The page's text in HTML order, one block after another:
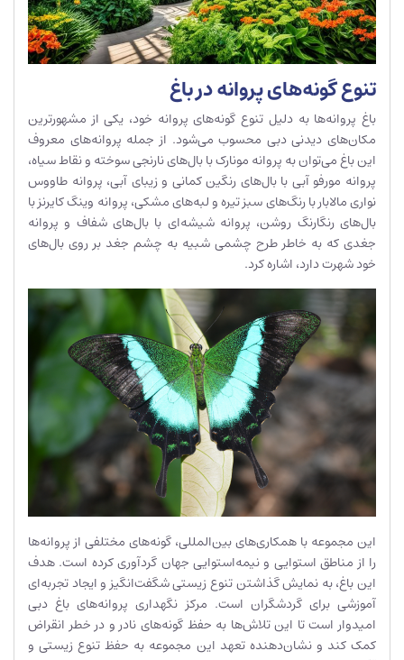
تنوع گونه‌های پروانه در باغ
باغ پروانه‌ها به دلیل تنوع گونه‌های پروانه خود، یکی از مشهور‌ترین
مکان‌های دیدنی دبی محسوب می‌شود. از جمله پروانه‌های معروف
این باغ می‌توان به پروانه مونارک با بال‌های نارنجی سوخته و نقاط سیاه،
پروانه مورفو آبی با بال‌های رنگین کمانی و زیبای آبی، پروانه طاووس
نواری مالابار با رنگ‌های سبز تیره و لبه‌های مشکی، پروانه وینگ کایرنز با
بال‌های رنگارنگ روشن، پروانه شیشه‌ای با بال‌های شفاف و پروانه
جغدی که به خاطر طرح چشمی شبیه به چشم جغد بر روی بال‌های
خود شهرت دارد، اشاره کرد.
این مجموعه با همکاری‌های بین‌المللی، گونه‌های مختلفی از پروانه‌ها
را از مناطق استوایی و نیمه‌استوایی جهان گردآوری کرده است. هدف
این باغ، به نمایش گذاشتن تنوع زیستی شگفت‌انگیز و ایجاد تجربه‌ای
آموزشی برای گردشگران است. مرکز نگهداری پروانه‌های باغ دبی
امیدوار است تا این تلاش‌ها به حفظ گونه‌های نادر و در خطر انقراض
کمک ‌کند و نشان‌دهنده تعهد این مجموعه به حفظ تنوع زیستی و